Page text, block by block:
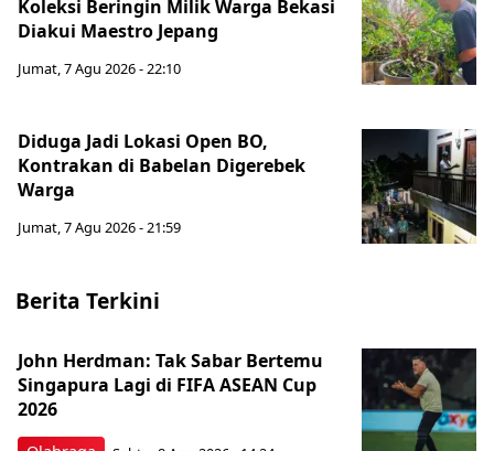
Koleksi Beringin Milik Warga Bekasi
Diakui Maestro Jepang
Jumat, 7 Agu 2026 - 22:10
Diduga Jadi Lokasi Open BO,
Kontrakan di Babelan Digerebek
Warga
Jumat, 7 Agu 2026 - 21:59
Berita Terkini
John Herdman: Tak Sabar Bertemu
Singapura Lagi di FIFA ASEAN Cup
2026